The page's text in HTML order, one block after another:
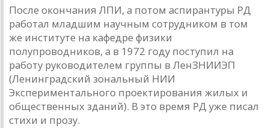
После окончания ЛПИ, а потом аспирантуры РД
работал младшим научным сотрудником в том
же институте на кафедре физики
полупроводников, а в 1972 году поступил на
работу руководителем группы в ЛенЗНИИЭП
(Ленинградский зональный НИИ
Экспериментального проектирования жилых и
общественных зданий). В это время РД уже писал
стихи и прозу.